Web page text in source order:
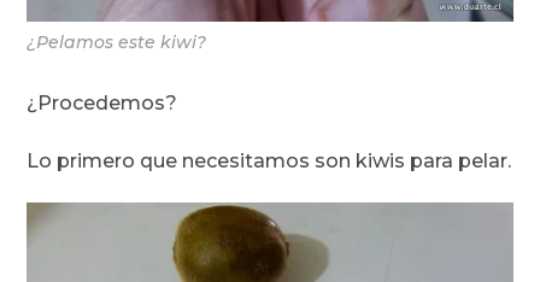
¿Pelamos este kiwi?
¿Procedemos?
Lo primero que necesitamos son kiwis para pelar.